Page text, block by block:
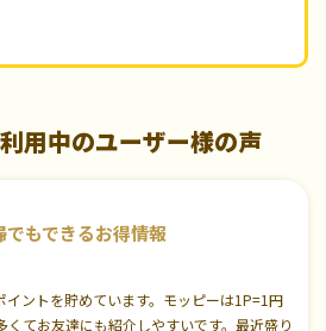
用中のユーザー様の声
でもできるお得情報
イントを貯めています。モッピーは1P=1円
てお友達にも紹介しやすいです。最近盛り